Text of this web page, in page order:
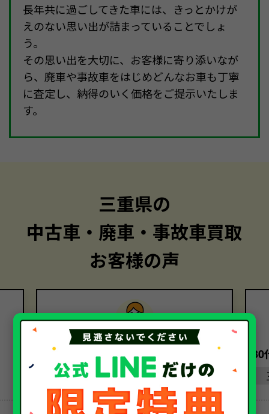
長年共に過ごしてきた車には、きっとかけが
えのない思い出が詰まっていることでしょ
う。
その思い出を大切に、お客様に寄り添いなが
ら、廃車や事故車をはじめどんなお車も丁寧
に査定し、納得のいく価格をご提示いたしま
す。
三重県の
中古車・廃車・事故車買取
お客様の声
30代・女性
三重県